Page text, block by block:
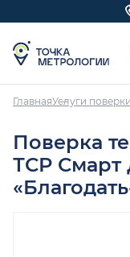
ГлавнаяУслуги
Поверка
ТСР Смарт